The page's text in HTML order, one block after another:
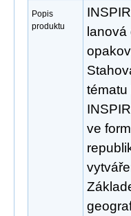
Popis
produktu
ve